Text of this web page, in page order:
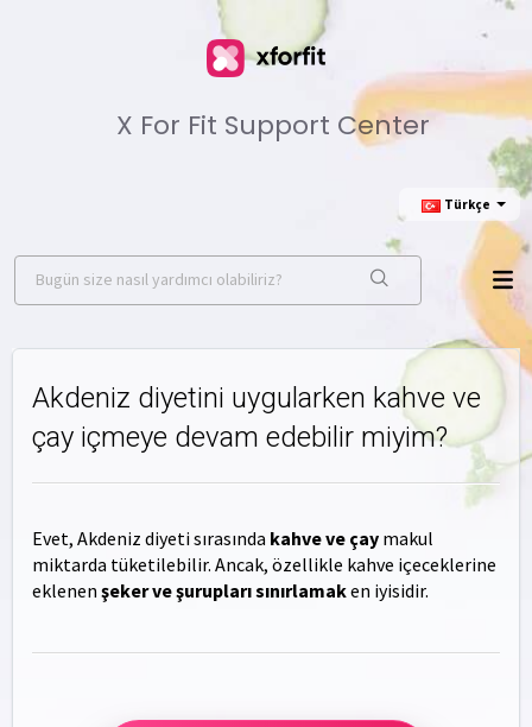
X For Fit Support Center
Türkçe
Akdeniz diyetini uygularken kahve ve
çay içmeye devam edebilir miyim?
Evet, Akdeniz diyeti sırasında kahve ve çay makul
miktarda tüketilebilir. Ancak, özellikle kahve içeceklerine
eklenen şeker ve şurupları sınırlamaken iyisidir.